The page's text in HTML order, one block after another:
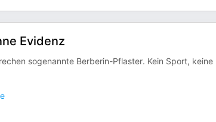
Evidenz
sogenannte Berberin-Pflaster. Kein Sport, keine